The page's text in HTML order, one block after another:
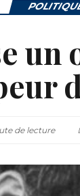
un
de lecture